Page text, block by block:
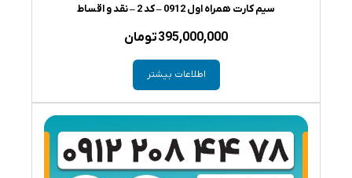
سیم کارت همراه اول 0912 – کد 2 – نقد و اقساط
395,000,000تومان
اطلاعات بیشتر